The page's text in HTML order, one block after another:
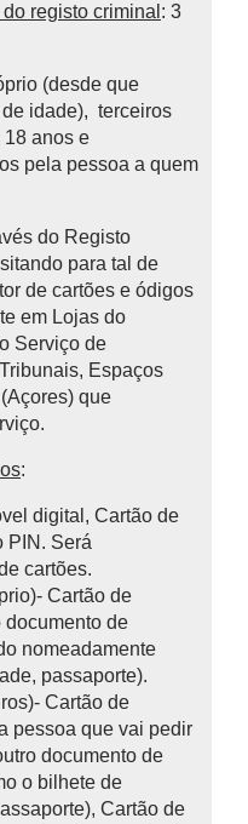
registo criminal : 3
(desde que
idade), terceiros
18 anos e
pela pessoa a quem
do Registo
para tal de
de cartões e ódigos
em Lojas do
Serviço de
Espaços
que
:
digital, Cartão de
PIN. Será
cartões.
Cartão de
documento de
nomeadamente
passaporte).
Cartão de
pessoa que vai pedir
documento de
o bilhete de
Cartão de